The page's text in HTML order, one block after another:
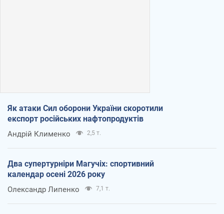
Як атаки Сил оборони України скоротили
експорт російських нафтопродуктів
Андрій Клименко 2,5 т.
Два супертурніри Магучіх: спортивний
календар осені 2026 року
Олександр Липенко 7,1 т.